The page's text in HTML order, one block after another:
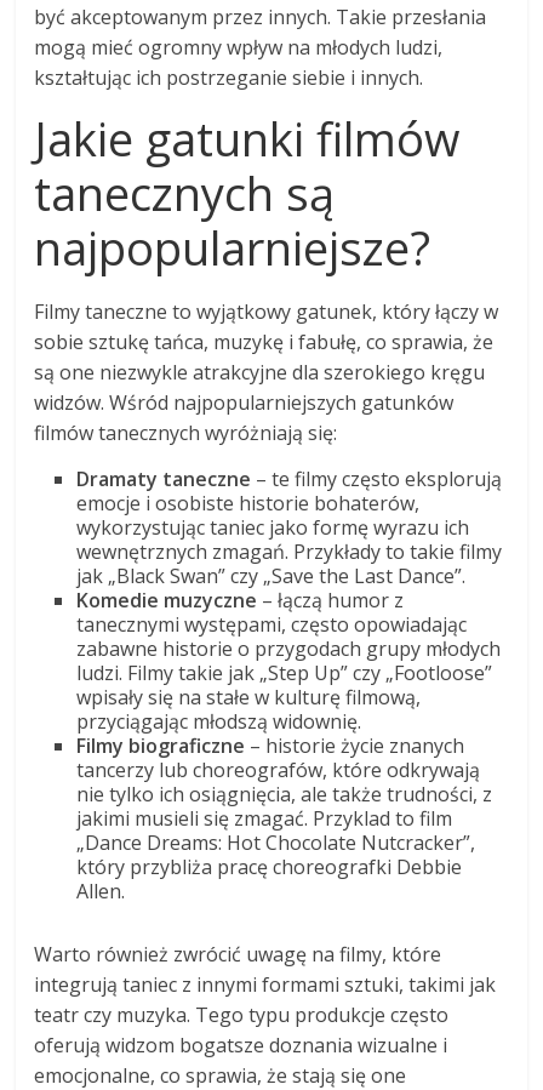
być akceptowanym przez innych. Takie przesłania
mogą mieć ogromny wpływ na młodych ludzi,
kształtując ich postrzeganie siebie i innych.
Jakie gatunki filmów
tanecznych są
najpopularniejsze?
Filmy taneczne to wyjątkowy gatunek, który łączy w
sobie sztukę tańca, muzykę i fabułę, co sprawia, że
są one niezwykle atrakcyjne dla szerokiego kręgu
widzów. Wśród najpopularniejszych gatunków
filmów tanecznych wyróżniają się:
Dramaty taneczne – te filmy często eksplorują
emocje i osobiste historie bohaterów,
wykorzystując taniec jako formę wyrazu ich
wewnętrznych zmagań. Przykłady to takie filmy
jak „Black Swan” czy „Save the Last Dance”.
Komedie muzyczne – łączą humor z
tanecznymi występami, często opowiadając
zabawne historie o przygodach grupy młodych
ludzi. Filmy takie jak „Step Up” czy „Footloose”
wpisały się na stałe w kulturę filmową,
przyciągając młodszą widownię.
Filmy biograficzne – historie życie znanych
tancerzy lub choreografów, które odkrywają
nie tylko ich osiągnięcia, ale także trudności, z
jakimi musieli się zmagać. Przyklad to film
„Dance Dreams: Hot Chocolate Nutcracker”,
który przybliża pracę choreografki Debbie
Allen.
Warto również zwrócić uwagę na filmy, które
integrują taniec z innymi formami sztuki, takimi jak
teatr czy muzyka. Tego typu produkcje często
oferują widzom bogatsze doznania wizualne i
emocjonalne, co sprawia, że stają się one